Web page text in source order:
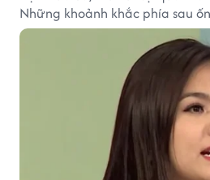
Những khoảnh khắc phía sau
cảm đặc biệt mà nữ diễn viên